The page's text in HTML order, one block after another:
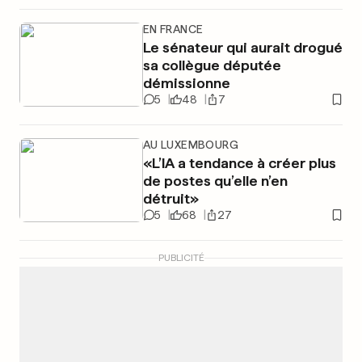
EN FRANCE
Le sénateur qui aurait drogué
sa collègue députée
démissionne
5 48 7
AU LUXEMBOURG
«L’IA a tendance à créer plus
de postes qu’elle n’en
détruit»
5 68 27
PUBLICITÉ